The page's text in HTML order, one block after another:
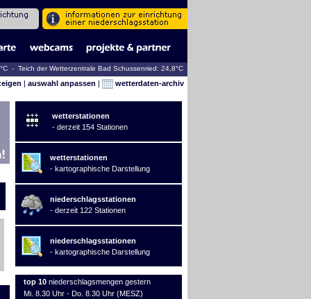
- Teich der Wetterzentrale Bad Schussenried: 24,8°C
| auswahl anpassen | wetterdaten-archiv
wetterstationen
- derzeit 154 Stationen
wetterstationen
- kartographische Darstellung
niederschlagsstationen
- derzeit 122 Stationen
niederschlagsstationen
- kartographische Darstellung
top 10 niederschlagsmengen gestern
Mi. 8.30 Uhr - Do. 8.30 Uhr (MESZ)